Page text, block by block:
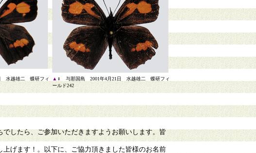
水越雄二 蝶研フィ
▲ ♀ 与那国島 2001年4月21日 水越雄二 蝶研フィ
ールド242
したら、ご参加いただきますようお願いします。皆
げます！。以下に、ご協力頂きました皆様のお名前